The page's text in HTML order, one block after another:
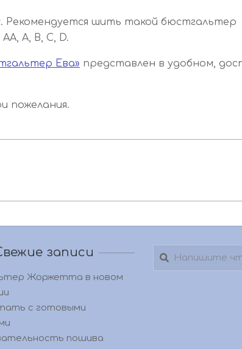
Рекомендуется шить такой бюстгальтер
А, В, С, D.
Ева» представлен в удобном,
пожелания.
записи
Жоржетта в новом
с готовыми
пошива
Поиск